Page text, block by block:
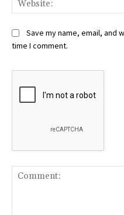
Save my name, email, and
time I comment.